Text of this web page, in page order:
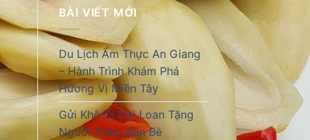
BÀI VIẾT MỚI
Du Lịch Ẩm Thực An Giang
– Hành Trình Khám Phá
Hương Vị Miền Tây
Gửi Khô Đi Đài Loan Tặng
Người Thân, Bạn Bè